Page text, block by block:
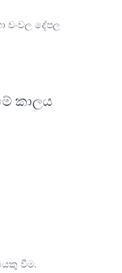
දේපල
කාලය
වීම.